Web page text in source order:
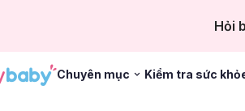
Hỏi
Chuyên mục Kiểm tra sức